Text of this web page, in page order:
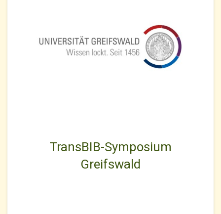
TransBIB-Symposium
Greifswald